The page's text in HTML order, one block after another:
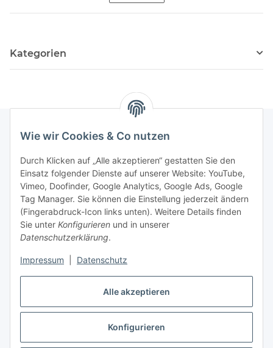
Alle akzeptieren
Konfigurieren
Wie wir Cookies & Co nutzen
Durch Klicken auf „Alle akzeptieren“ gestatten Sie den
Einsatz folgender Dienste auf unserer Website: YouTube,
Vimeo, Doofinder, Google Analytics, Google Ads, Google
Tag Manager. Sie können die Einstellung jederzeit ändern
(Fingerabdruck-Icon links unten). Weitere Details finden
Sie unter Konfigurieren und in unserer
Datenschutzerklärung.
Impressum Datenschutz
Kategorien
Allgemeines
Firma
Vertrag widerrufen